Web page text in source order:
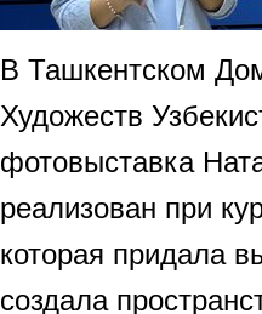
В Ташкентском
Художеств
фотовыставка
реализован при
которая придала
создала